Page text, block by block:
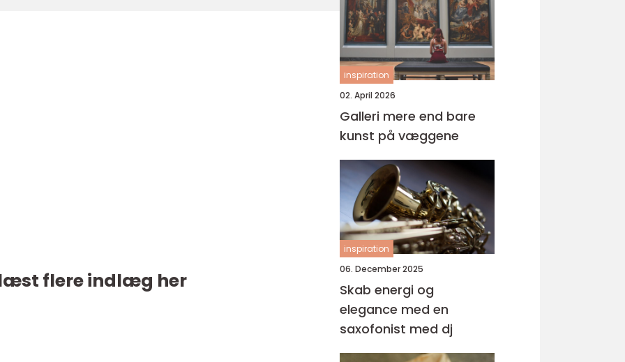
flere indlæg her
inspiration
02. April 2026
Galleri mere end bare
kunst på væggene
inspiration
06. December 2025
Skab energi og
elegance med en
saxofonist med dj